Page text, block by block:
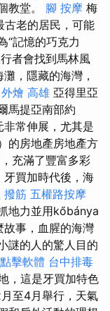
教堂。 腳 按摩 梅
老的居民，可能
“記憶的巧克力
者會找到馬林風
，隱藏的海灣，
外燴 高雄 亞得里亞
馬提亞南部約
非常伸展，尤其是
的房地產房地產方
充滿了豐富多彩
買加時代後，海
撥筋 五權路按摩
地力並用kőbánya
故事，血腥的海灣
謎的人的驚人目的
擊軟體 台中排毒
，這是牙買加特色
至4月舉行，天氣